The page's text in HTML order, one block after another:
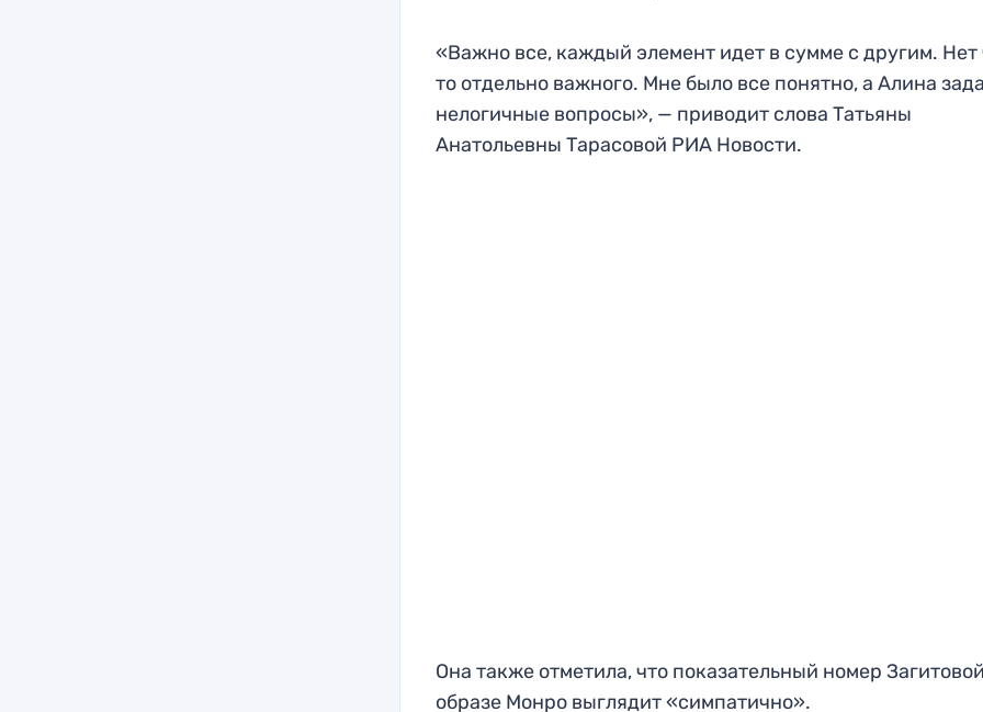
«Важно все, каждый элемент идет в сумме с другим. Нет
то отдельно важного. Мне было все понятно, а Алина
нелогичные вопросы», — приводит слова Татьяны
Анатольевны Тарасовой РИА Новости.
Она также отметила, что показательный номер
образе Монро выглядит «симпатично».